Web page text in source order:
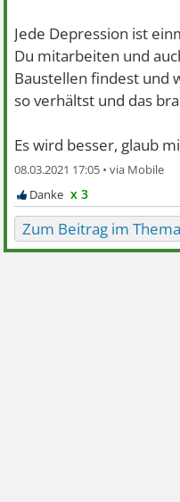
Jede Depression ist
Du mitarbeiten und
Baustellen findest und
so verhältst und das
Es wird besser, glaub
08.03.2021 17:05 •
x 3
Zum Beitrag im